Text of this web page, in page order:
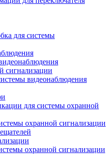
для системы
сигнализации
видеонаблюдения
для системы охранной
охранной сигнализации
охранной сигнализации